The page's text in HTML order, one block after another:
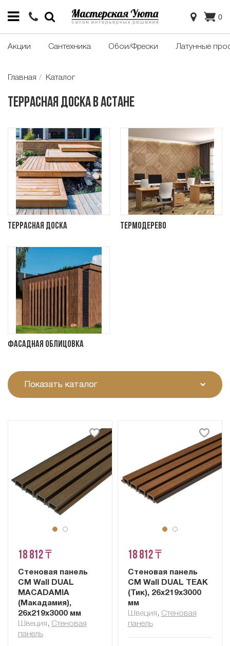
0
Акции Сантехника Обои/Фрески Латунные
Главная Каталог
Террасная доска в Астане
Террасная доска Термодерево
Фасадная облицовка
Показать каталог
18 812 ₸
Стеновая панель
CM Wall DUAL
MACADAMIA
(Макадамия),
26x219x3000 мм
Швеция , Cтеновая
панель
18 812 ₸
Стеновая панель
CM Wall DUAL TEAK
(Тик), 26x219x3000
мм
Швеция , Cтеновая
панель